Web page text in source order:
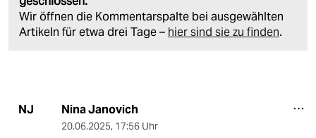
Wir öffnen die Kommentarspalte bei ausgewählten
Artikeln für etwa drei Tage – hier sind sie zu finden.
NJ Nina Janovich
20.06.2025, 17:56 Uhr